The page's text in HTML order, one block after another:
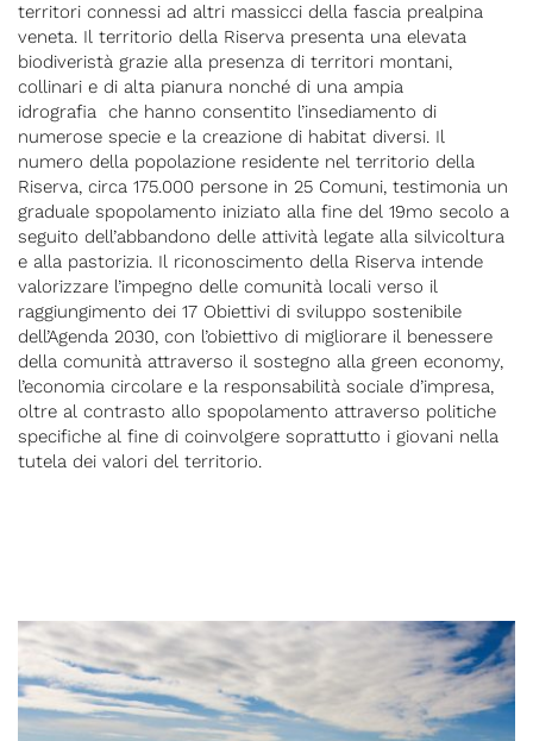
territori connessi ad altri massicci della fascia prealpina
veneta. Il territorio della Riserva presenta una elevata
biodiveristà grazie alla presenza di territori montani,
collinari e di alta pianura nonché di una ampia
idrografia  che hanno consentito l’insediamento di
numerose specie e la creazione di habitat diversi. Il
numero della popolazione residente nel territorio della
Riserva, circa 175.000 persone in 25 Comuni, testimonia un
graduale spopolamento iniziato alla fine del 19mo secolo a
seguito dell’abbandono delle attività legate alla silvicoltura
e alla pastorizia. Il riconoscimento della Riserva intende
valorizzare l’impegno delle comunità locali verso il
raggiungimento dei 17 Obiettivi di sviluppo sostenibile
dell’Agenda 2030, con l’obiettivo di migliorare il benessere
della comunità attraverso il sostegno alla green economy,
l’economia circolare e la responsabilità sociale d’impresa,
oltre al contrasto allo spopolamento attraverso politiche
specifiche al fine di coinvolgere soprattutto i giovani nella
tutela dei valori del territorio.